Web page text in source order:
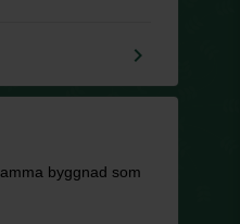
keyboard_arrow_right
byggnad som